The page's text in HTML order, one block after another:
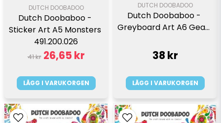
DUTCH DOOBADOO
Dutch Doobaboo -
Sticker Art A5 Monsters
491.200.026
41 kr 26,65 kr
LÄGG I VARUKORGEN
DUTCH DOOBADOO
Dutch Doobaboo -
Greyboard Art A6 Gears
38 kr
LÄGG I VARUKORGEN